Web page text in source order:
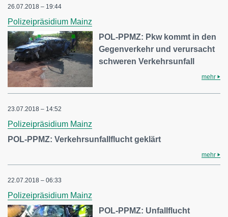
26.07.2018 – 19:44
Polizeipräsidium Mainz
POL-PPMZ: Pkw kommt in den
Gegenverkehr und verursacht
schweren Verkehrsunfall
mehr
23.07.2018 – 14:52
Polizeipräsidium Mainz
POL-PPMZ: Verkehrsunfallflucht geklärt
mehr
22.07.2018 – 06:33
Polizeipräsidium Mainz
POL-PPMZ: Unfallflucht